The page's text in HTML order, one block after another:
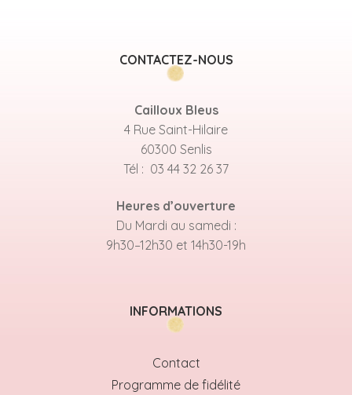
CONTACTEZ-NOUS
Cailloux Bleus
4 Rue Saint-Hilaire
60300 Senlis
Tél : 03 44 32 26 37
Heures d’ouverture
Du Mardi au samedi :
9h30–12h30 et 14h30-19h
INFORMATIONS
Contact
Programme de fidélité